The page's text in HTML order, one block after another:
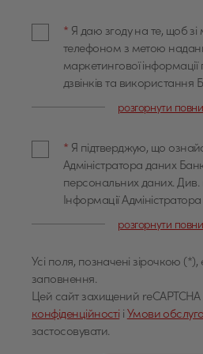
маркетингу продуктів або
* Я даю згоду на те, щоб
телефоном з метою
маркетингової
дзвінків та
систем дзвінків з метою
відкликати в будь-який
відкликання згоди не має
обробки, яка
її відкликання.
розгорнути
* Я підтверджую, що
Адміністратора даних
персональних даних. Див.
Інформації
обробки персональних
53/57 (далі також "Банк").
info@pekao.com.pl, за
у письмовому вигляді:
центральний о вул. Жубра
розгорнути
Усі поля, позначені зірочкою
заповнення.
Цей сайт захищений
конфіденційності i Умови
застосовувати.
USD